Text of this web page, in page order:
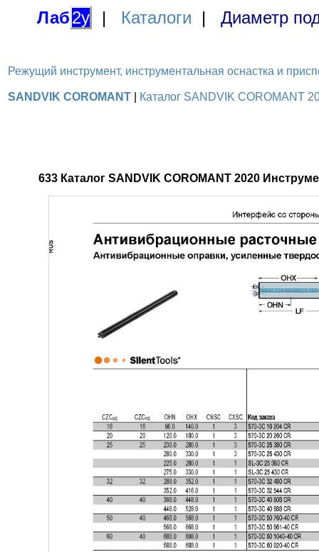
Лаб2у | Каталоги | Диаметр
Режущий инструмент, инструментальная оснастка и
SANDVIK COROMANT Каталог SANDVIK COROMANT
633 Каталог SANDVIK COROMANT 2020